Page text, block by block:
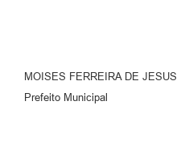
MOISES FERREIRA DE JESUS
Prefeito Municipal